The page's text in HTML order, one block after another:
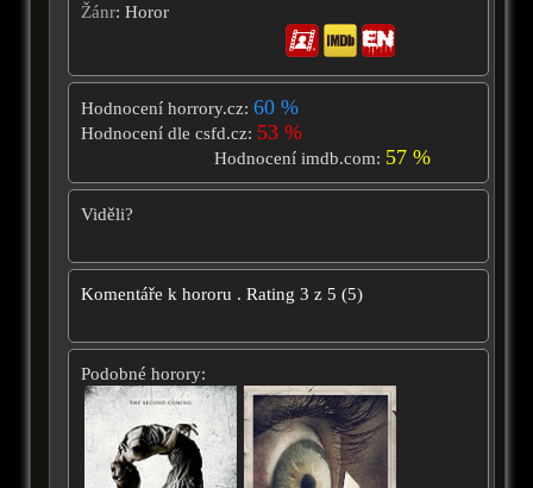
Žánr: Horor
Hodnocení horrory.cz: 60 %
Hodnocení dle csfd.cz: 53 %
Hodnocení imdb.com: 57 %
Viděli?
Komentáře k hororu . Rating 3 z 5 (5)
Podobné horory: